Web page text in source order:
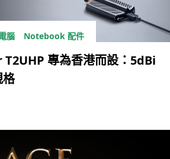
腦 Notebook 配件
專為香港而設：5dBi
格